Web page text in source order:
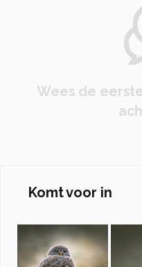
Wees de
Komt voor in